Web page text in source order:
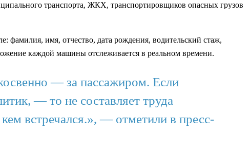
транспорта, ЖКХ, транспортировщиков опасных грузов
фамилия, имя, отчество, дата рождения, водительский стаж,
каждой машины отслеживается в реальном времени.
— за пассажиром. Если
— то не составляет труда
кем встречался.», — отметили в пресс-